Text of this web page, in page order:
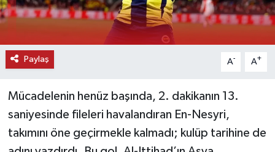
Paylaş A- A+
Mücadelenin henüz başında, 2. dakikanın 13.
saniyesinde fileleri havalandıran En-Nesyri,
takımını öne geçirmekle kalmadı; kulüp tarihine de
TİCARET